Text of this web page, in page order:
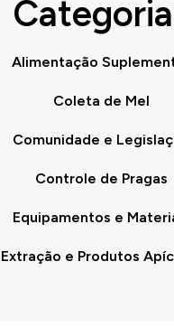
Alimentação
Coleta de Mel
Comunidade e
Controle de Pragas
Equipamentos e
Extração e Produtos